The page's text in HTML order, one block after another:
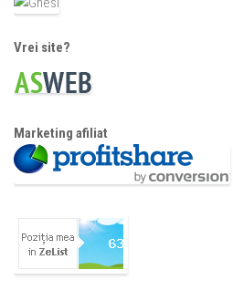
Vrei site?
Marketing afiliat